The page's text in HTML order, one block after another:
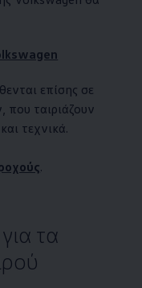
επίσης σε
ταιριάζουν
τεχνικά.
.
για τα